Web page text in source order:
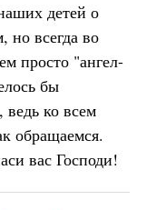
детей о
но всегда во
просто "ангел-
бы
ко всем
обращаемся.
вас Господи!